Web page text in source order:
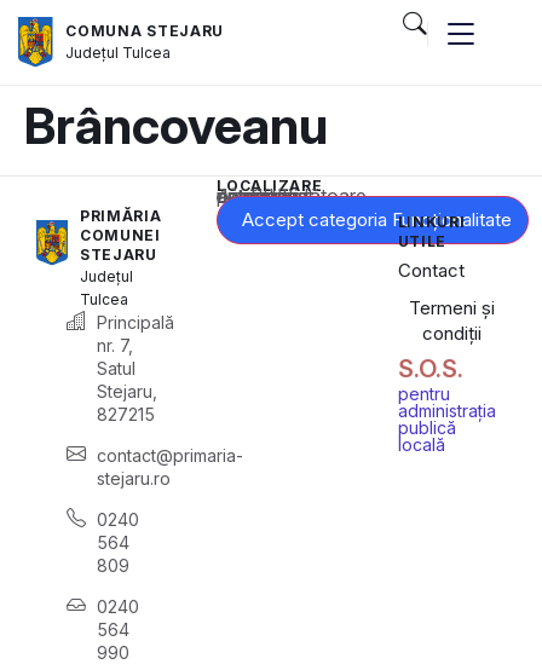
COMUNA STEJARU
Județul Tulcea
Brâncoveanu
PRIMĂRIA
COMUNEI
STEJARU
Județul
Tulcea
Principală
nr. 7,
Satul
Stejaru,
827215
contact@primaria-
stejaru.ro
0240
564
809
0240
564
990
LOCALIZARE
Acest conținut este blocat până când acceptați categoria corespunzătoare de cookie-uri.
Accept categoria Funcționalitate
LINKURI
UTILE
Contact
Termeni și
condiții
S.O.S.
pentru
administrația
publică
locală